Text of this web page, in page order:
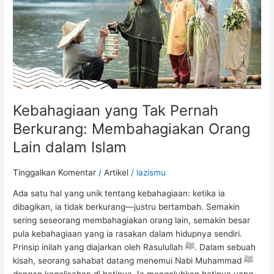
Kebahagiaan yang Tak Pernah
Berkurang: Membahagiakan Orang
Lain dalam Islam
Tinggalkan Komentar /Artikel / lazismu
Ada satu hal yang unik tentang kebahagiaan: ketika ia
dibagikan, ia tidak berkurang—justru bertambah. Semakin
sering seseorang membahagiakan orang lain, semakin besar
pula kebahagiaan yang ia rasakan dalam hidupnya sendiri.
Prinsip inilah yang diajarkan oleh Rasulullah ﷺ. Dalam sebuah
kisah, seorang sahabat datang menemui Nabi Muhammad ﷺ
Lain
dalam
Islam